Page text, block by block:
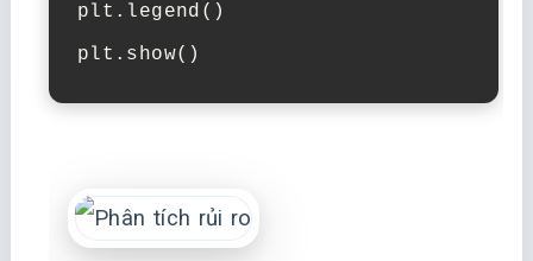
plt.legend()
plt.show()